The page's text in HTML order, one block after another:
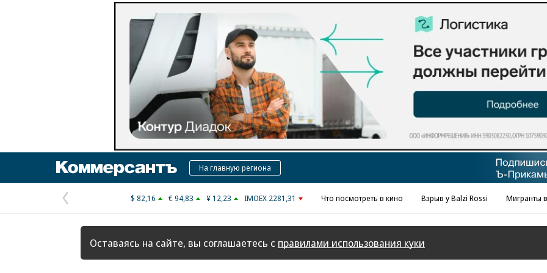
Реклама в «Ъ» www.kommersant.ru/ad
КоммерсантъНа главную региона
Предыдущая
страница
$ 82,16 € 94,83 ¥ 12,23 IMOEX 2281,31 Что посмотреть в кино Взрыв у Balzi Rossi Мигранты
Оставаясь на сайте, вы соглашаетесь с правилами использования куки